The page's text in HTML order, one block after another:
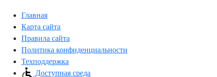
Главная
Карта сайта
Правила сайта
Политика конфиденциальности
Техподдержка
Доступная среда